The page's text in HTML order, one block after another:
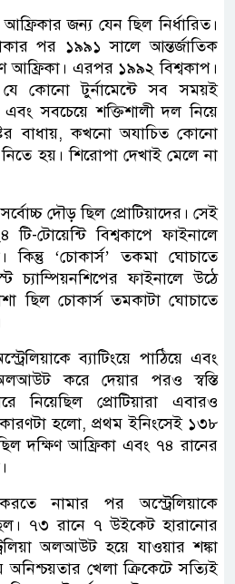
জন্য যেন ছিল নির্ধারিত।
পর ১৯৯১ সালে আন্তর্জাতিক
আফ্রিকা। এরপর ১৯৯২ বিশ্বকাপ।
কোনো টুর্নামেন্টে সব সময়ই
এবং সবচেয়ে শক্তিশালী দল নিয়ে
বাধায়, কখনো অযাচিত কোনো
হয়। শিরোপা দেখাই মেলে না
দৌড় ছিল প্রোটিয়াদের। সেই
টি-টোয়েন্টি বিশ্বকাপে ফাইনালে
কিন্তু ‘চোকার্স’ তকমা ঘোচাতে
চ্যাম্পিয়নশিপের ফাইনালে উঠে
ছিল চোকার্স তমকাটা ঘোচাতে
ব্যাটিংয়ে পাঠিয়ে এবং
করে দেয়ার পরও স্বস্তি
নিয়েছিল প্রোটিয়ারা এবারও
কারণটা হলো, প্রথম ইনিংসেই ১৩৮
দক্ষিণ আফ্রিকা এবং ৭৪ রানের
নামার পর অস্ট্রেলিয়াকে
৭৩ রানে ৭ উইকেট হারানোর
অলআউট হয়ে যাওয়ার শঙ্কা
খেলা ক্রিকেটে সত্যিই